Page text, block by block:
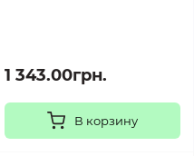
1 343.00грн.
В корзину